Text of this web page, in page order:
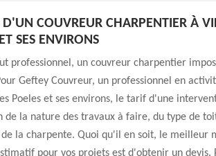
D'UN COUVREUR CHARPENTIER À
SES ENVIRONS
professionnel, un couvreur charpentier
Geftey Couvreur, un professionnel en
Poeles et ses environs, le tarif d'une
de la nature des travaux à faire, du type de
la charpente. Quoi qu'il en soit, le meilleur
pour vos projets est d'obtenir un devis.